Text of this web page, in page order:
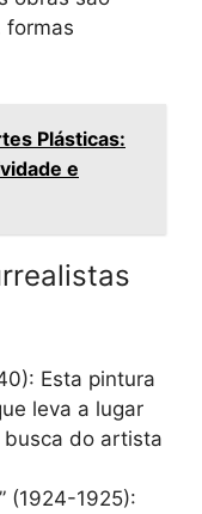
formas
Plásticas:
e
Esta pintura
leva a lugar
do artista
(1924-1925):